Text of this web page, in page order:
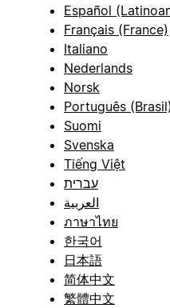
Español
Français (France)
Italiano
Nederlands
Norsk
Português (Brasil)
Suomi
Svenska
Tiếng Việt
עברית
العربية
ภาษาไทย
한국어
日本語
简体中文
繁體中文